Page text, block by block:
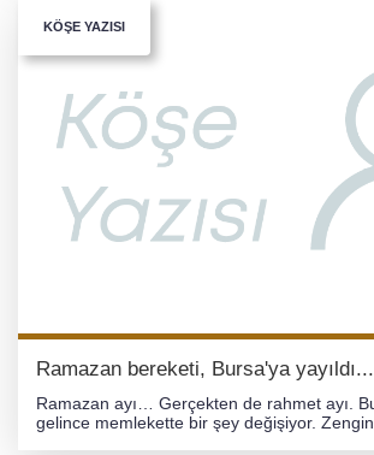
KÖŞE YAZISI
Ramazan bereketi, Bursa'ya yayıldı...
Ramazan ayı… Gerçekten de rahmet ayı. Bu mübarek ay
gelince memlekette bir şey değişiyor. Zengin biraz daha elini